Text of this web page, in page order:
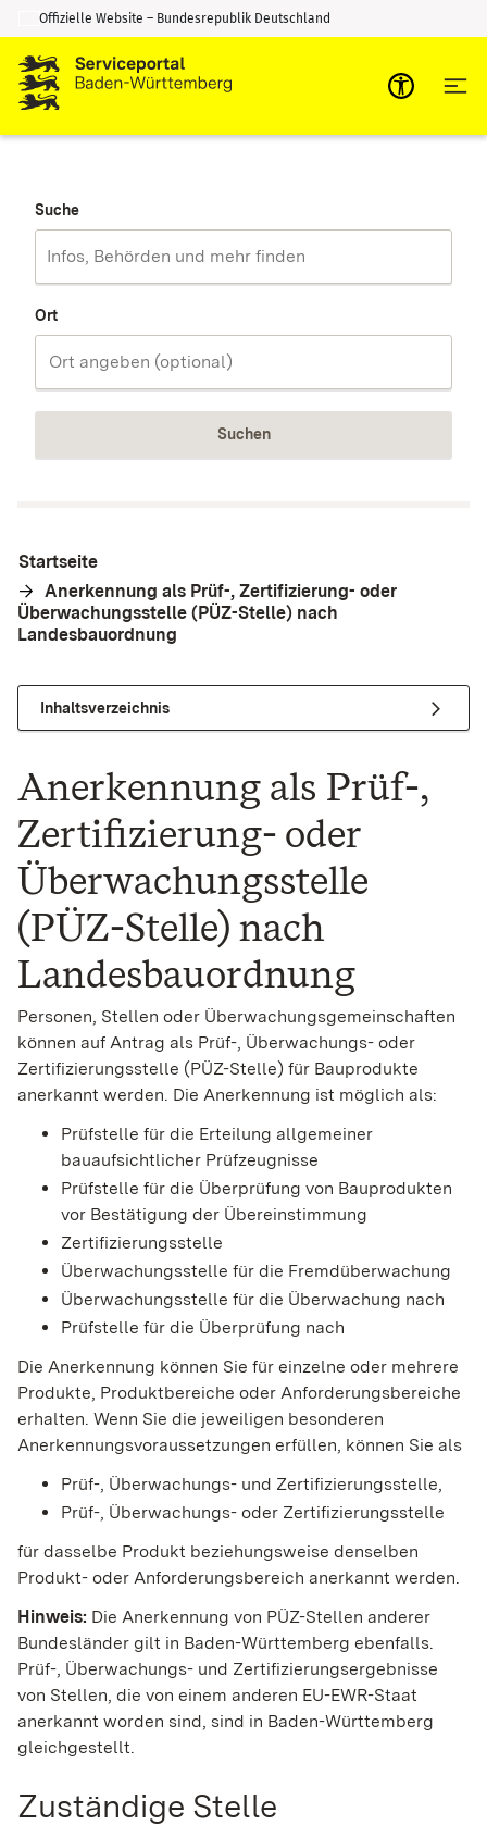
Zum Inhalt springen
Zur Suche springen
Offizielle Website – Bundesrepublik Deutschland
Suche
Ort
Suchen
Startseite
Anerkennung als Prüf-, Zertifizierung- oder
Überwachungsstelle (PÜZ-Stelle) nach
Landesbauordnung
Inhaltsverzeichnis
Anerkennung als Prüf-,
Zertifizierung- oder
Überwachungsstelle
(PÜZ-Stelle) nach
Landesbauordnung
Personen, Stellen oder Überwachungsgemeinschaften
können auf Antrag als Prüf-, Überwachungs- oder
Zertifizierungsstelle (PÜZ-Stelle) für Bauprodukte
anerkannt werden. Die Anerkennung ist möglich als:
Prüfstelle für die Erteilung allgemeiner
bauaufsichtlicher Prüfzeugnisse
Prüfstelle für die Überprüfung von Bauprodukten
vor Bestätigung der Übereinstimmung
Zertifizierungsstelle
Überwachungsstelle für die Fremdüberwachung
Überwachungsstelle für die Überwachung nach
Prüfstelle für die Überprüfung nach
Die Anerkennung können Sie für einzelne oder mehrere
Produkte, Produktbereiche oder Anforderungsbereiche
erhalten. Wenn Sie die jeweiligen besonderen
Anerkennungsvoraussetzungen erfüllen, können Sie als
Prüf-, Überwachungs- und Zertifizierungsstelle,
Prüf-, Überwachungs- oder Zertifizierungsstelle
für dasselbe Produkt beziehungsweise denselben
Produkt- oder Anforderungsbereich anerkannt werden.
Hinweis: Die Anerkennung von PÜZ-Stellen anderer
Bundesländer gilt in Baden-Württemberg ebenfalls.
Prüf-, Überwachungs- und Zertifizierungsergebnisse
von Stellen, die von einem anderen EU-EWR-Staat
anerkannt worden sind, sind in Baden-Württemberg
gleichgestellt.
Zuständige Stelle